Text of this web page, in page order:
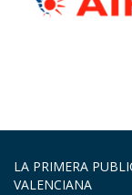
LA PRIMERA
VALENCIANA